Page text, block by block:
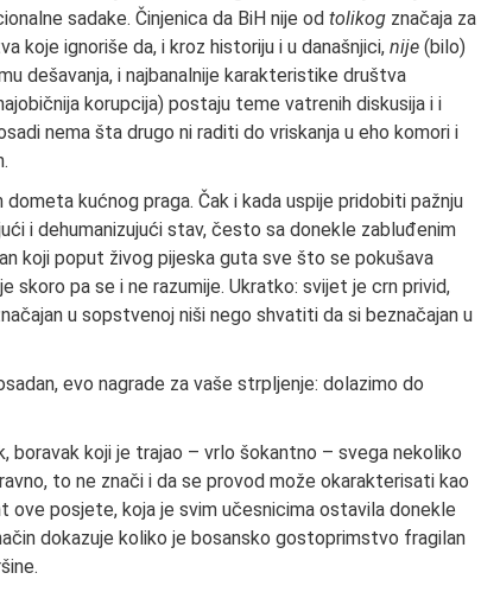
sadake. Činjenica da BiH nije od tolikog značaja za
koje ignoriše da, i kroz historiju i u današnjici, nije (bilo)
dešavanja, i najbanalnije karakteristike društva
korupcija) postaju teme vatrenih diskusija i i
nema šta drugo ni raditi do vriskanja u eho komori i
kućnog praga. Čak i kada uspije pridobiti pažnju
i dehumanizujući stav, često sa donekle zabluđenim
koji poput živog pijeska guta sve što se pokušava
pa se i ne razumije. Ukratko: svijet je crn privid,
u sopstvenoj niši nego shvatiti da si beznačajan u
evo nagrade za vaše strpljenje: dolazimo do
boravak koji je trajao – vrlo šokantno – svega nekoliko
to ne znači i da se provod može okarakterisati kao
ove posjete, koja je svim učesnicima ostavila donekle
dokazuje koliko je bosansko gostoprimstvo fragilan